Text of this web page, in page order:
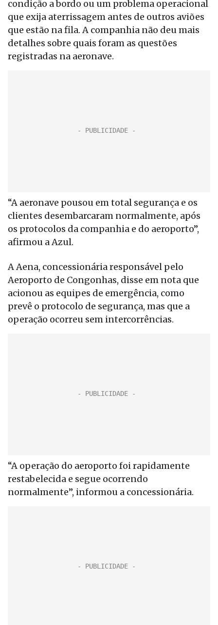
condição a bordo ou um problema operacional
que exija aterrissagem antes de outros aviões
que estão na fila. A companhia não deu mais
detalhes sobre quais foram as questões
registradas na aeronave.
“A aeronave pousou em total segurança e os
clientes desembarcaram normalmente, após
os protocolos da companhia e do aeroporto”,
afirmou a Azul.
A Aena, concessionária responsável pelo
Aeroporto de Congonhas, disse em nota que
acionou as equipes de emergência, como
prevê o protocolo de segurança, mas que a
operação ocorreu sem intercorrências.
“A operação do aeroporto foi rapidamente
restabelecida e segue ocorrendo
normalmente”, informou a concessionária.